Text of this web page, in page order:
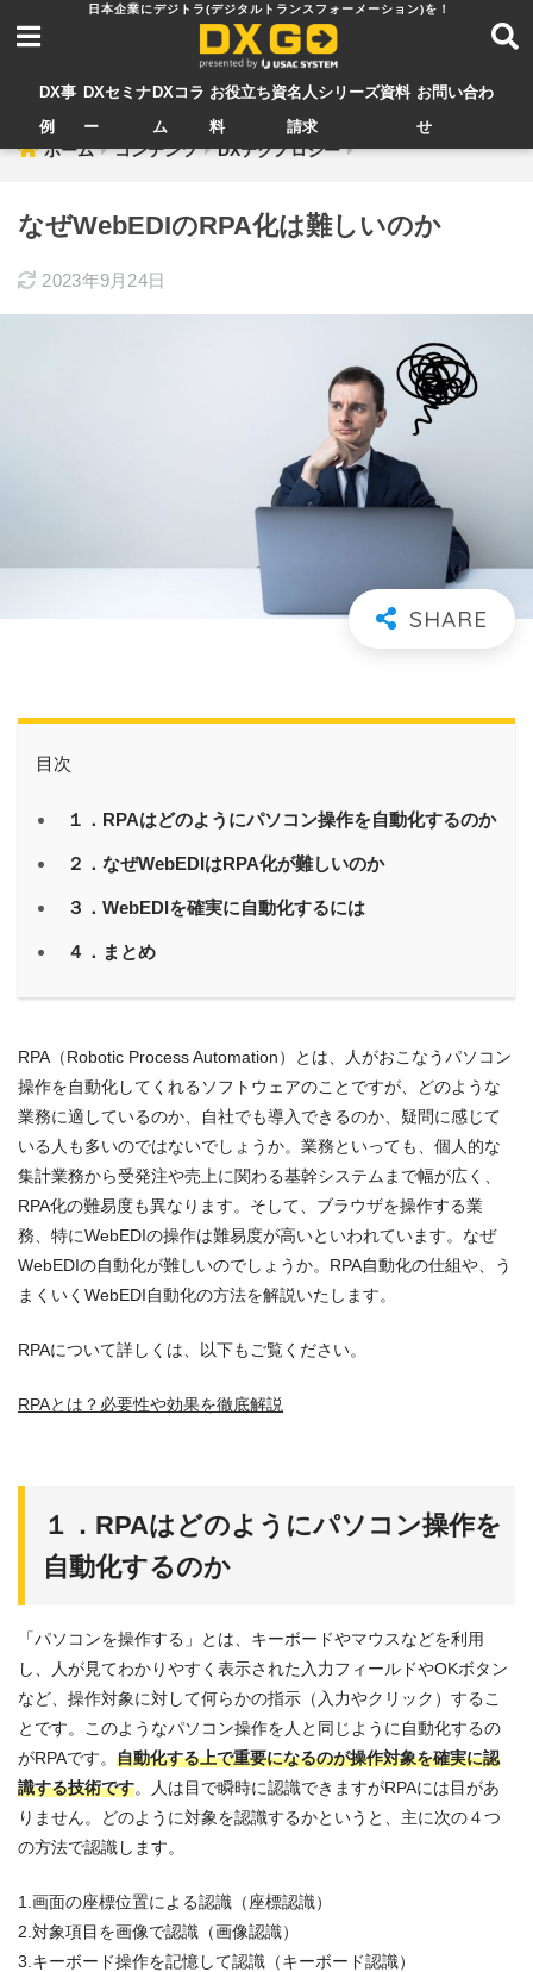
DX事
例
DXセミナ
ー
DXコラ
ム
お役立ち資
料
名人シリーズ資料
請求
お問い合わ
せ
ホーム コンテンツ DXテクノロジー
なぜWebEDIのRPA化は難しいのか
2023年9月24日
目次
１．RPAはどのようにパソコン操作を自動化するのか
２．なぜWebEDIはRPA化が難しいのか
３．WebEDIを確実に自動化するには
４．まとめ
RPA（Robotic Process Automation）とは、人がおこなうパソコン
操作を自動化してくれるソフトウェアのことですが、どのような
業務に適しているのか、自社でも導入できるのか、疑問に感じて
いる人も多いのではないでしょうか。業務といっても、個人的な
集計業務から受発注や売上に関わる基幹システムまで幅が広く、
RPA化の難易度も異なります。そして、ブラウザを操作する業
務、特にWebEDIの操作は難易度が高いといわれています。なぜ
WebEDIの自動化が難しいのでしょうか。RPA自動化の仕組や、う
まくいくWebEDI自動化の方法を解説いたします。
RPAについて詳しくは、以下もご覧ください。
RPAとは？必要性や効果を徹底解説
１．RPAはどのようにパソコン操作を
自動化するのか
「パソコンを操作する」とは、キーボードやマウスなどを利用
し、人が見てわかりやすく表示された入力フィールドやOKボタン
など、操作対象に対して何らかの指示（入力やクリック）するこ
とです。このようなパソコン操作を人と同じように自動化するの
がRPAです。 自動化する上で重要になるのが操作対象を確実に認
識する技術です。人は目で瞬時に認識できますがRPAには目があ
りません。どのように対象を認識するかというと、主に次の４つ
の方法で認識します。
1.画面の座標位置による認識（座標認識）
2.対象項目を画像で認識（画像認識）
3.キーボード操作を記憶して認識（キーボード認識）